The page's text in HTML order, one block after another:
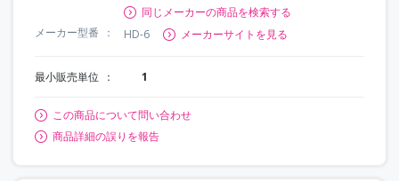
同じメーカーの商品を検索する
メーカー型番
HD-6 メーカーサイトを見る
最小販売単位 1
この商品について問い合わせ
商品詳細の誤りを報告